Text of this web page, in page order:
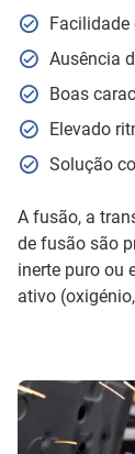
Facilidade
Ausência
Boas
Elevado
Solução
A fusão, a
de fusão são
inerte puro ou
ativo